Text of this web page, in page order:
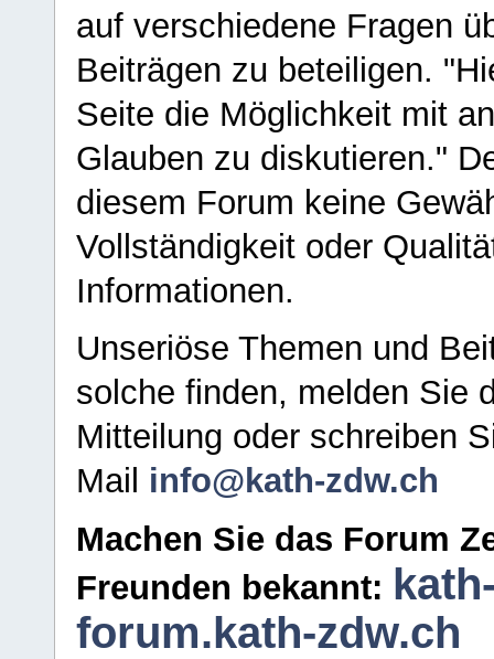
auf verschiedene Fragen
Beiträgen zu beteiligen.
Seite die Möglichkeit mit
Glauben zu diskutieren."
diesem Forum keine
Vollständigkeit oder
Informationen.
Unseriöse Themen und
solche finden, melden Sie
Mitteilung oder schreiben
Mail info@kath-zdw.ch
Machen Sie das Forum
Freunden bekannt:
forum.kath-zdw.ch